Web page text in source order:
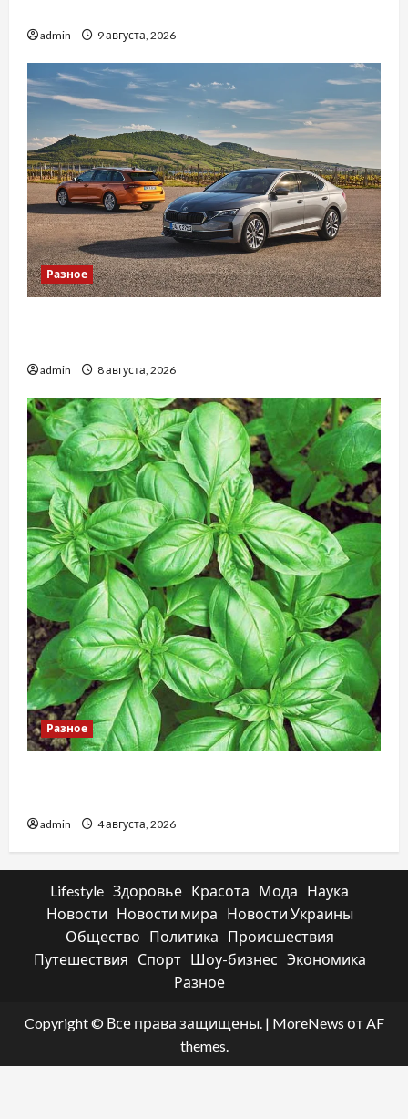
admin 9 августа, 2026
Разное
admin 8 августа, 2026
Разное
admin 4 августа, 2026
Lifestyle Здоровье Красота Мода
Наука
Новости
Новости мира
Новости Украины
Общество
Политика
Происшествия
Путешествия
Спорт Шоу-бизнес Экономика
Разное
Copyright © Все права защищены. | MoreNews от AF
themes.